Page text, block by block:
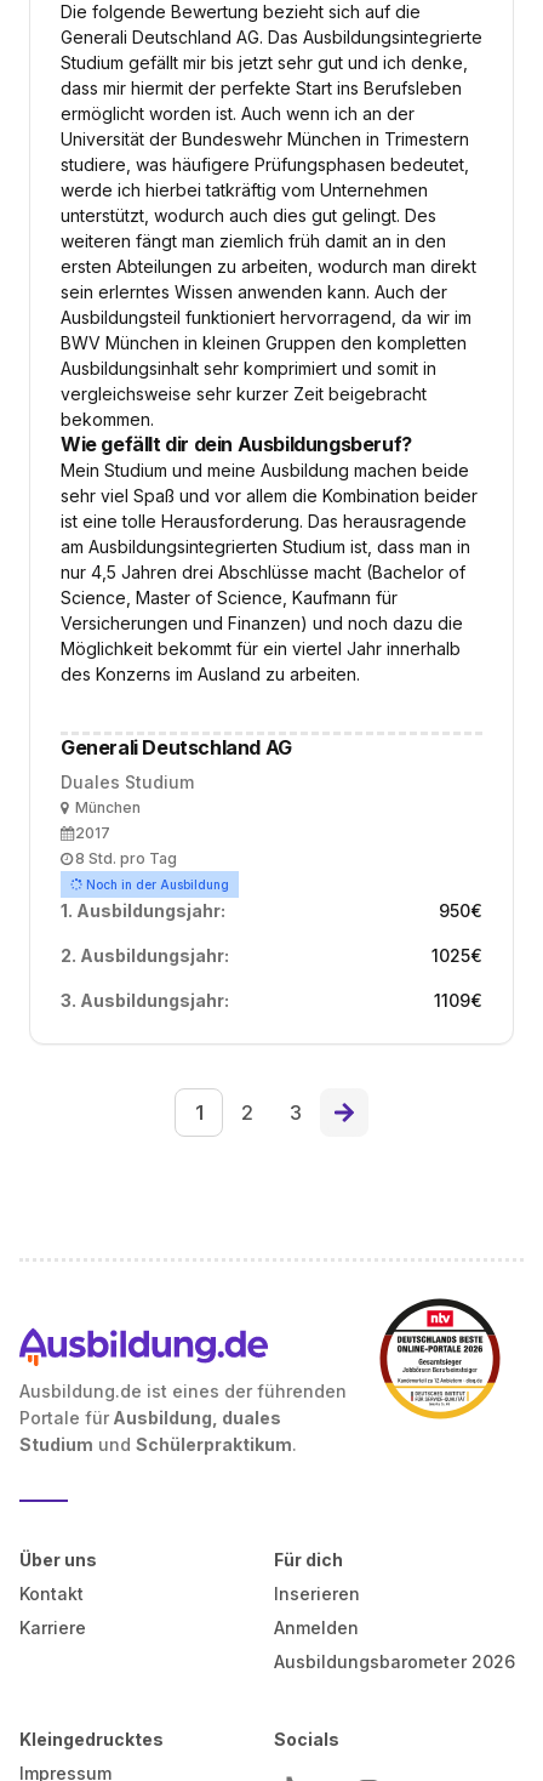
Die folgende Bewertung bezieht sich auf die
Generali Deutschland AG. Das Ausbildungsintegrierte
Studium gefällt mir bis jetzt sehr gut und ich denke,
dass mir hiermit der perfekte Start ins Berufsleben
ermöglicht worden ist. Auch wenn ich an der
Universität der Bundeswehr München in Trimestern
studiere, was häufigere Prüfungsphasen bedeutet,
werde ich hierbei tatkräftig vom Unternehmen
unterstützt, wodurch auch dies gut gelingt. Des
weiteren fängt man ziemlich früh damit an in den
ersten Abteilungen zu arbeiten, wodurch man direkt
sein erlerntes Wissen anwenden kann. Auch der
Ausbildungsteil funktioniert hervorragend, da wir im
BWV München in kleinen Gruppen den kompletten
Ausbildungsinhalt sehr komprimiert und somit in
vergleichsweise sehr kurzer Zeit beigebracht
bekommen.
Wie gefällt dir dein Ausbildungsberuf?
Mein Studium und meine Ausbildung machen beide
sehr viel Spaß und vor allem die Kombination beider
ist eine tolle Herausforderung. Das herausragende
am Ausbildungsintegrierten Studium ist, dass man in
nur 4,5 Jahren drei Abschlüsse macht (Bachelor of
Science, Master of Science, Kaufmann für
Versicherungen und Finanzen) und noch dazu die
Möglichkeit bekommt für ein viertel Jahr innerhalb
des Konzerns im Ausland zu arbeiten.
Generali Deutschland AG
Duales Studium
OrtMünchen
Ausbildungsbeginn
2017
Arbeitszeit
8 Std. pro Tag
Noch in der Ausbildung
1. Ausbildungsjahr: 950€
2. Ausbildungsjahr: 1025€
3. Ausbildungsjahr: 1109€
1 2 3
Ausbildung.de ist eines der führenden
Portale für Ausbildung, duales
Studium und Schülerpraktikum.
Über uns
Kontakt
Karriere
Für dich
Inserieren
Anmelden
Ausbildungsbarometer 2026
Kleingedrucktes
Impressum
Socials